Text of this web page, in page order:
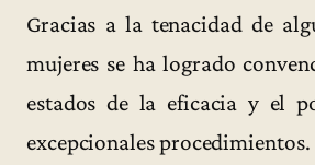
Gracias a la tenacidad de
mujeres se ha logrado
estados de la eficacia y el
excepcionales procedimientos.